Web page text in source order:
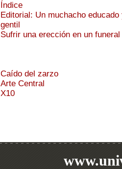
Índice
Editorial: Un muchacho educado
gentil
Sufrir una erección en un funeral
Caído del zarzo
Arte Central
X10